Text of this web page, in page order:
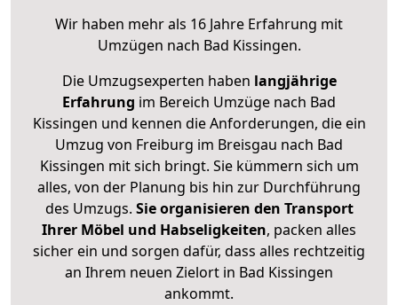
Wir haben mehr als 16 Jahre Erfahrung mit
Umzügen nach Bad Kissingen.
Die Umzugsexperten haben langjährige
Erfahrung im Bereich Umzüge nach Bad
Kissingen und kennen die Anforderungen, die ein
Umzug von Freiburg im Breisgau nach Bad
Kissingen mit sich bringt. Sie kümmern sich um
alles, von der Planung bis hin zur Durchführung
des Umzugs. Sie organisieren den Transport
Ihrer Möbel und Habseligkeiten, packen alles
sicher ein und sorgen dafür, dass alles rechtzeitig
an Ihrem neuen Zielort in Bad Kissingen
ankommt.